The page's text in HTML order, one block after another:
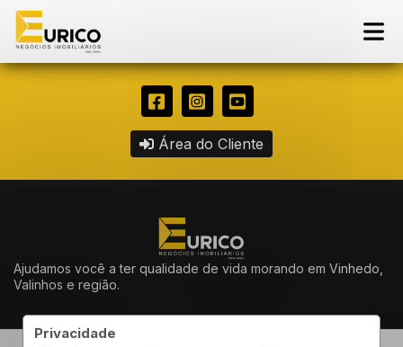
Privacidade
Área do Cliente
Ajudamos você a ter qualidade de vida morando em Vinhedo,
Valinhos e região.